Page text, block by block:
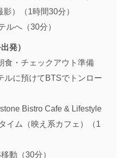
）（1時間30分）
ルへ（30分）
発）
食・チェックアウト準備
ルに預けてBTSでトンロー
Bistro Cafe & Lifestyle
イム（映え系カフェ）（1
動（30分）